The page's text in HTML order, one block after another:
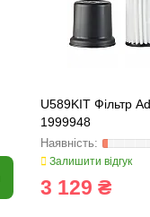
U589KIT Фільтр
1999948
Залишити відгук
3 129 ₴